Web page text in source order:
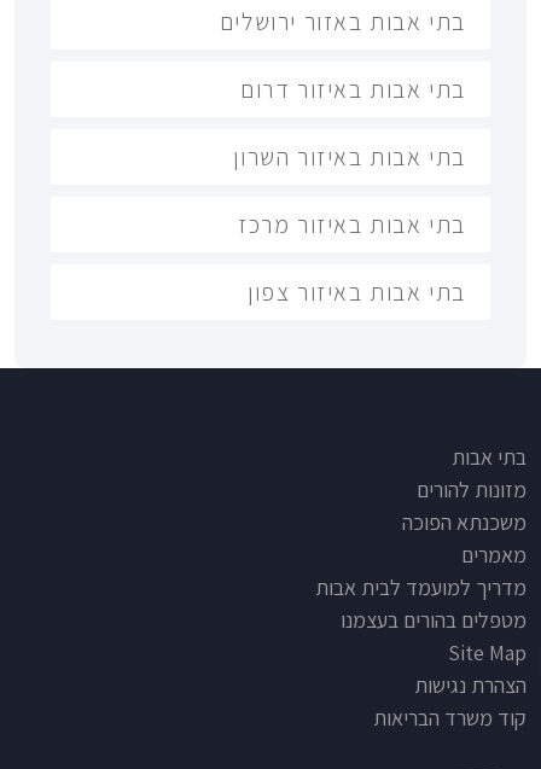
בתי אבות באזור ירושלים
בתי אבות באיזור דרום
בתי אבות באיזור השרון
בתי אבות באיזור מרכז
בתי אבות באיזור צפון
Footer
בתי אבות
מזונות להורים
משכנתא הפוכה
מאמרים
מדריך למועמד לבית אבות
מטפלים בהורים בעצמנו
Site Map
הצהרת נגישות
קוד משרד הבריאות